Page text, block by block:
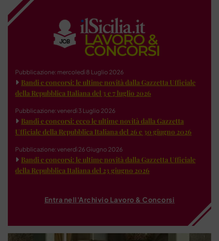
Pubblicazione: mercoledì 8 Luglio 2026
Bandi e concorsi: le ultime novità dalla Gazzetta Ufficiale
della Repubblica Italiana del 3 e 7 luglio 2026
Pubblicazione: venerdì 3 Luglio 2026
Bandi e concorsi: ecco le ultime novità dalla Gazzetta
Ufficiale della Repubblica Italiana del 26 e 30 giugno 2026
Pubblicazione: venerdì 26 Giugno 2026
Bandi e concorsi: le ultime novità dalla Gazzetta Ufficiale
della Repubblica Italiana del 23 giugno 2026
Entra nell'Archivio Lavoro & Concorsi